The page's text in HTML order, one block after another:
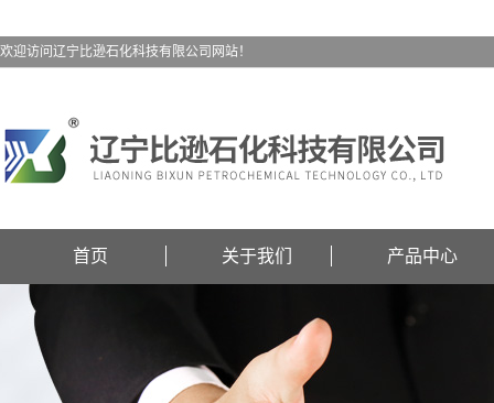
欢迎访问辽宁比逊石化科技有限公司网站！
首页 关于我们 产品中心